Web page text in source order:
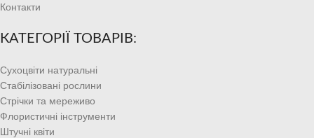
Контакти
КАТЕГОРІЇ ТОВАРІВ:
Сухоцвіти натуральні
Стабілізовані рослини
Стрічки та мереживо
Флористичні інструменти
Штучні квіти